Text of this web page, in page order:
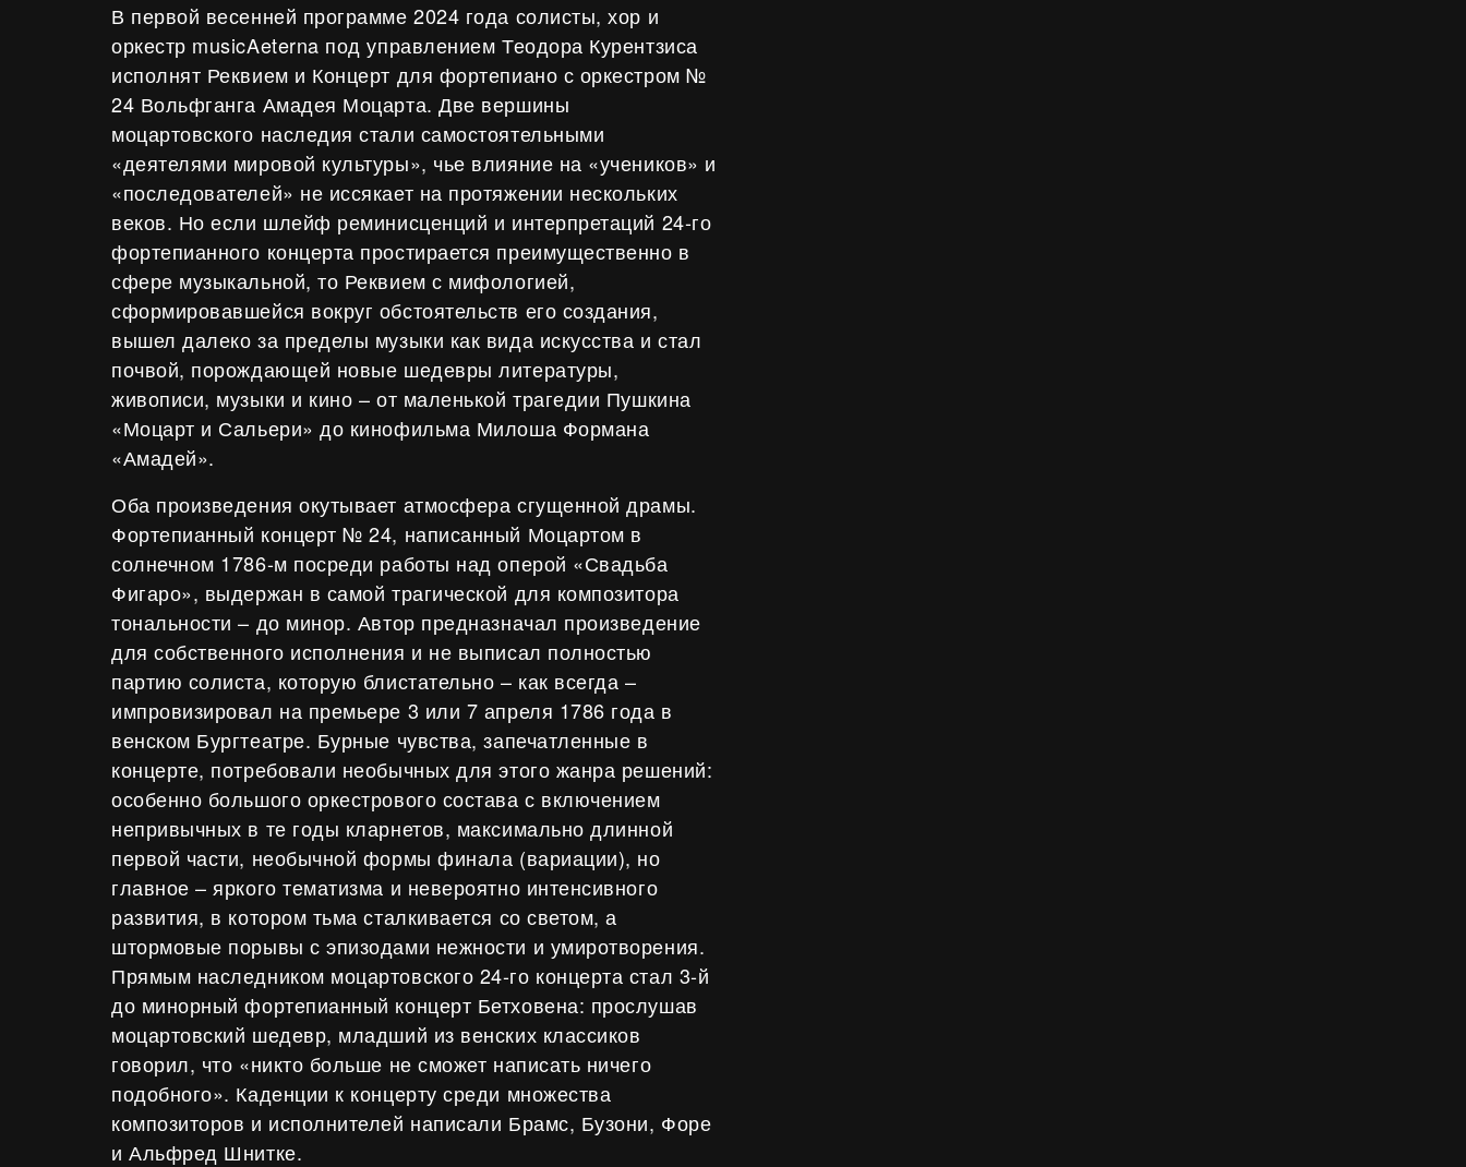
В первой весенней программе 2024 года солисты, хор и
оркестр musicAeterna под управлением Теодора Курентзиса
исполнят Реквием и Концерт для фортепиано с оркестром №
24 Вольфганга Амадея Моцарта. Две вершины
моцартовского наследия стали самостоятельными
«деятелями мировой культуры», чье влияние на «учеников» и
«последователей» не иссякает на протяжении нескольких
веков. Но если шлейф реминисценций и интерпретаций 24-го
фортепианного концерта простирается преимущественно в
сфере музыкальной, то Реквием с мифологией,
сформировавшейся вокруг обстоятельств его создания,
вышел далеко за пределы музыки как вида искусства и стал
почвой, порождающей новые шедевры литературы,
живописи, музыки и кино – от маленькой трагедии Пушкина
«Моцарт и Сальери» до кинофильма Милоша Формана
«Амадей».
Оба произведения окутывает атмосфера сгущенной драмы.
Фортепианный концерт № 24, написанный Моцартом в
солнечном 1786-м посреди работы над оперой «Свадьба
Фигаро», выдержан в самой трагической для композитора
тональности – до минор. Автор предназначал произведение
для собственного исполнения и не выписал полностью
партию солиста, которую блистательно – как всегда –
импровизировал на премьере 3 или 7 апреля 1786 года в
венском Бургтеатре. Бурные чувства, запечатленные в
концерте, потребовали необычных для этого жанра решений:
особенно большого оркестрового состава с включением
непривычных в те годы кларнетов, максимально длинной
первой части, необычной формы финала (вариации), но
главное – яркого тематизма и невероятно интенсивного
развития, в котором тьма сталкивается со светом, а
штормовые порывы с эпизодами нежности и умиротворения.
Прямым наследником моцартовского 24-го концерта стал 3-й
до минорный фортепианный концерт Бетховена: прослушав
моцартовский шедевр, младший из венских классиков
говорил, что «никто больше не сможет написать ничего
подобного». Каденции к концерту среди множества
композиторов и исполнителей написали Брамс, Бузони, Форе
и Альфред Шнитке.